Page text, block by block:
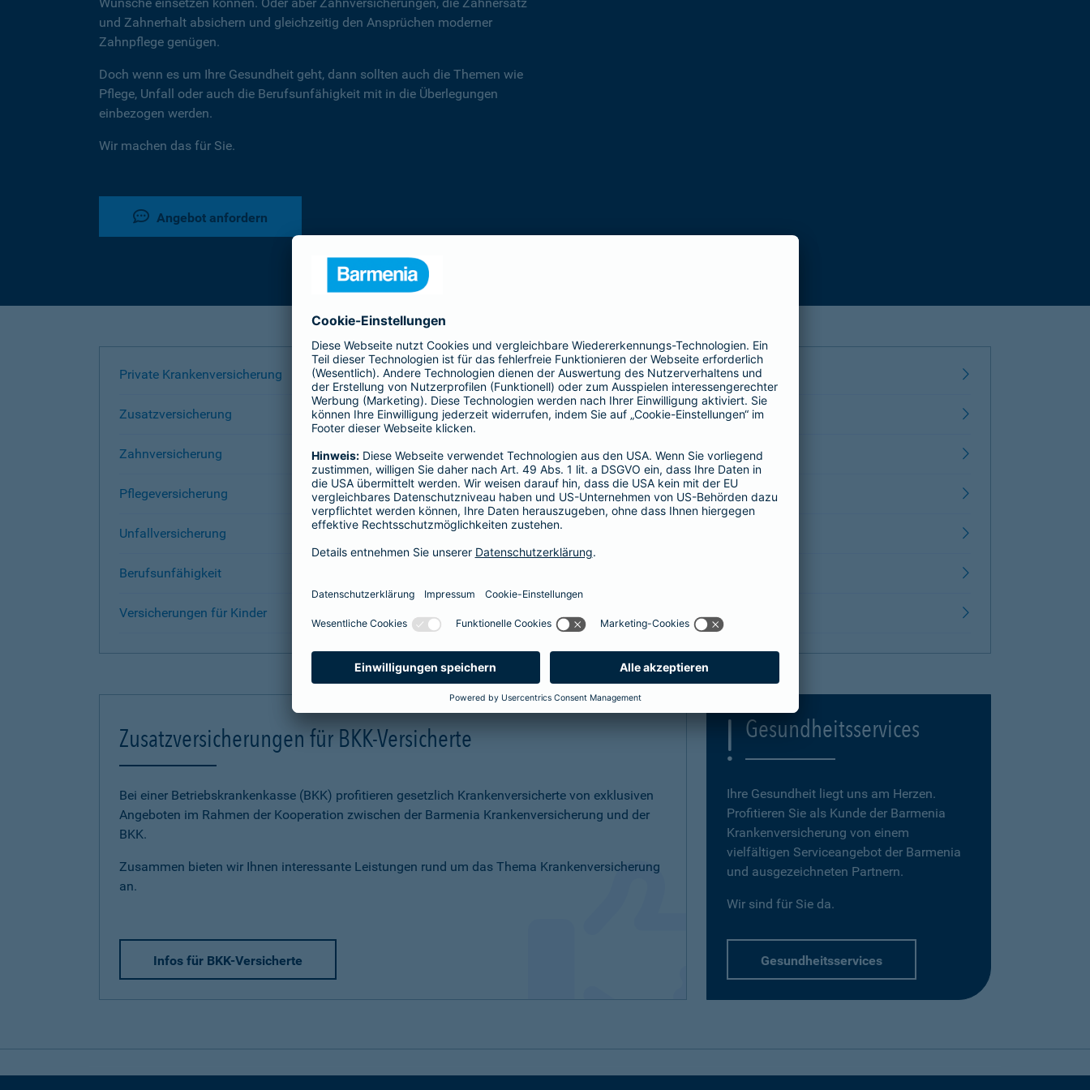
und Zahnerhalt absichern und gleichzeitig den Ansprüchen moderner
Zahnpflege genügen.
Doch wenn es um Ihre Gesundheit geht, dann sollten auch die Themen wie
Pflege, Unfall oder auch die Berufsunfähigkeit mit in die Überlegungen
einbezogen werden.
Wir machen das für Sie.
Angebot anfordern
Private Krankenversicherung
Zusatzversicherung
Zahnversicherung
Pflegeversicherung
Unfallversicherung
Berufsunfähigkeit
Versicherungen für Kinder
Zusatzversicherungen für BKK-Versicherte
Bei einer Betriebskrankenkasse (BKK) profitieren gesetzlich Krankenversicherte von exklusiven
Angeboten im Rahmen der Kooperation zwischen der Barmenia Krankenversicherung und der
BKK.
Zusammen bieten wir Ihnen interessante Leistungen rund um das Thema Krankenversicherung
an.
Infos für BKK-Versicherte
Gesundheitsservices
Ihre Gesundheit liegt uns am Herzen.
Profitieren Sie als Kunde der Barmenia
Krankenversicherung von einem
vielfältigen Serviceangebot der Barmenia
und ausgezeichneten Partnern.
Wir sind für Sie da.
Gesundheitsservices